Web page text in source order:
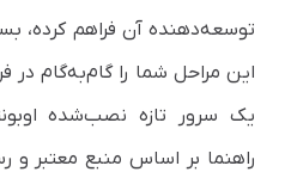
توسعه‌دهنده آن فراهم کرده،
یک سرور تازه نصب‌شده